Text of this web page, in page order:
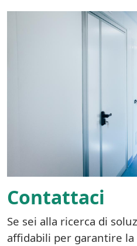
Contattaci
Se sei alla ricerca di
affidabili per garantire la